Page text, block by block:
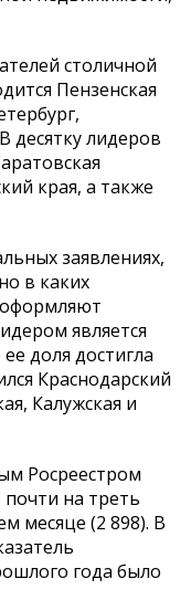
столичной
Пензенская
десятку лидеров
края, а также
заявлениях,
в каких
является
доля достигла
Краснодарский
Калужская и
Росреестром
почти на треть
месяце (2 898). В
года было